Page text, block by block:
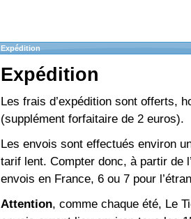
Expédition
Expédition
Les frais d’expédition sont offerts,
(supplément forfaitaire de 2 euros).
Les envois sont effectués environ
tarif lent. Compter donc, à partir de
envois en France, 6 ou 7 pour
Attention, comme chaque été, Le